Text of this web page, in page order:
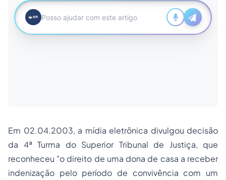
Em 02.04.2003, a mídia eletrônica divulgou decisão
da 4ª Turma do Superior Tribunal de Justiça, que
reconheceu "o direito de uma dona de casa a receber
indenização pelo período de convivência com um